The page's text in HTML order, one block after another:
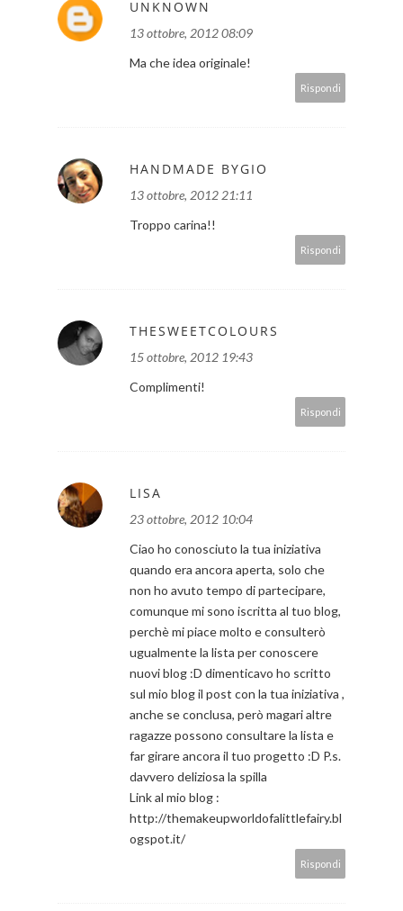
UNKNOWN
13 ottobre, 2012 08:09
Ma che idea originale!
Rispondi
HANDMADE BYGIO
13 ottobre, 2012 21:11
Troppo carina!!
Rispondi
THESWEETCOLOURS
15 ottobre, 2012 19:43
Complimenti!
Rispondi
LISA
23 ottobre, 2012 10:04
Ciao ho conosciuto la tua iniziativa
quando era ancora aperta, solo che
non ho avuto tempo di partecipare,
comunque mi sono iscritta al tuo blog,
perchè mi piace molto e consulterò
ugualmente la lista per conoscere
nuovi blog :D dimenticavo ho scritto
sul mio blog il post con la tua iniziativa ,
anche se conclusa, però magari altre
ragazze possono consultare la lista e
far girare ancora il tuo progetto :D P.s.
davvero deliziosa la spilla
Link al mio blog :
http://themakeupworldofalittlefairy.bl
ogspot.it/
Rispondi